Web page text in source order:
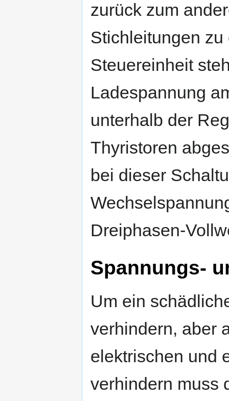
zurück zum
Stichleitungen
Steuereinheit
Ladespannung
unterhalb der
Thyristoren
bei dieser
Dreiphasen-
Spannungs-
Um ein
verhindern, aber
elektrischen und
verhindern muss